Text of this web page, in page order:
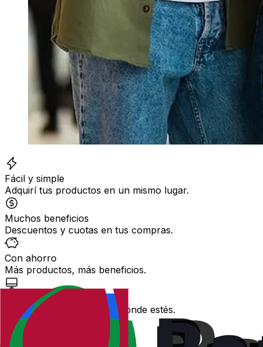
Fácil y simple
Adquirí tus productos en un mismo lugar.
Muchos beneficios
Descuentos y cuotas en tus compras.
Con ahorro
Más productos, más beneficios.
Todo online
Operá con tus productos donde estés.